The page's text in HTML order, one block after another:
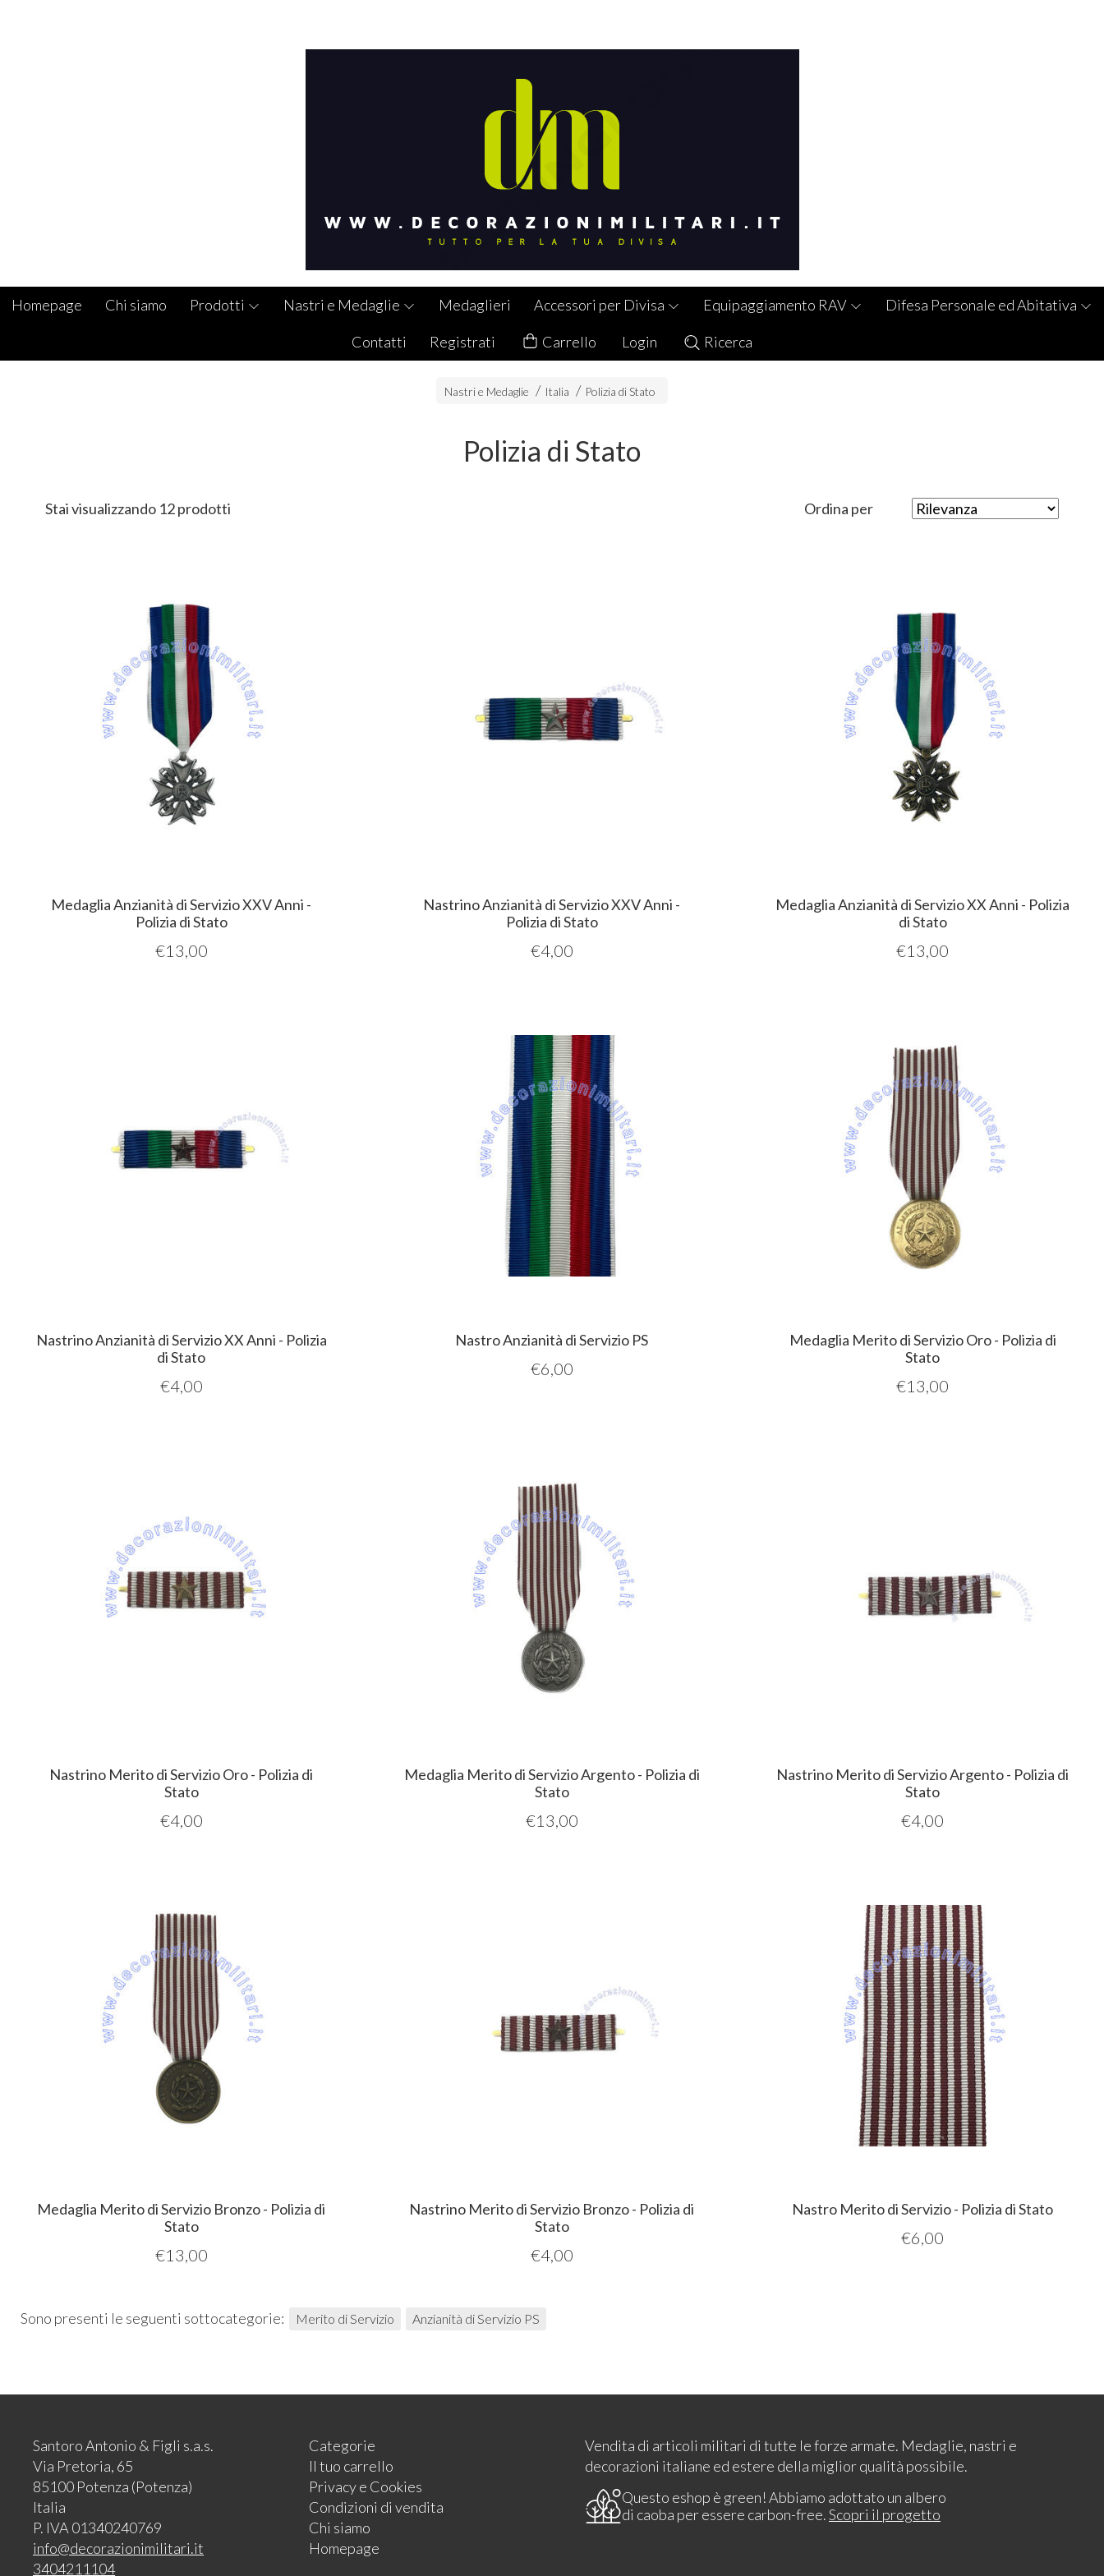
Homepage Chi siamo Prodotti Nastri e Medaglie Medaglieri Accessori per Divisa Equipaggiamento RAV Difesa Personale ed Abitativa
Contatti Registrati Carrello Login Ricerca
Nastri e Medaglie Italia Polizia di Stato
Polizia di Stato
Stai visualizzando 12 prodotti Ordina per
Medaglia Anzianità di Servizio XXV Anni -
Polizia di Stato
€13,00
Nastrino Anzianità di Servizio XXV Anni -
Polizia di Stato
€4,00
Medaglia Anzianità di Servizio XX Anni - Polizia
di Stato
€13,00
Nastrino Anzianità di Servizio XX Anni - Polizia
di Stato
€4,00
Nastro Anzianità di Servizio PS
€6,00
Medaglia Merito di Servizio Oro - Polizia di
Stato
€13,00
Nastrino Merito di Servizio Oro - Polizia di
Stato
€4,00
Medaglia Merito di Servizio Argento - Polizia di
Stato
€13,00
Nastrino Merito di Servizio Argento - Polizia di
Stato
€4,00
Medaglia Merito di Servizio Bronzo - Polizia di
Stato
€13,00
Nastrino Merito di Servizio Bronzo - Polizia di
Stato
€4,00
Nastro Merito di Servizio - Polizia di Stato
€6,00
Sono presenti le seguenti sottocategorie: Merito di Servizio Anzianità di Servizio PS
Santoro Antonio & Figli s.a.s.
Via Pretoria, 65
85100 Potenza (Potenza)
Italia
P. IVA 01340240769
info@decorazionimilitari.it
3404211104
Categorie
Il tuo carrello
Privacy e Cookies
Condizioni di vendita
Chi siamo
Homepage
Vendita di articoli militari di tutte le forze armate. Medaglie, nastri e
decorazioni italiane ed estere della miglior qualità possibile.
Questo eshop è green! Abbiamo adottato un albero
di caoba per essere carbon-free.Scopri il progetto